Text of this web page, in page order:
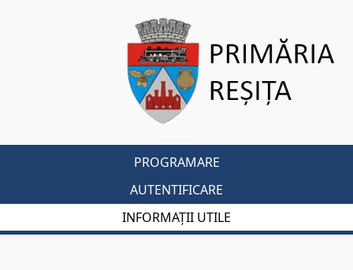
PROGRAMARE
AUTENTIFICARE
INFORMAȚII UTILE